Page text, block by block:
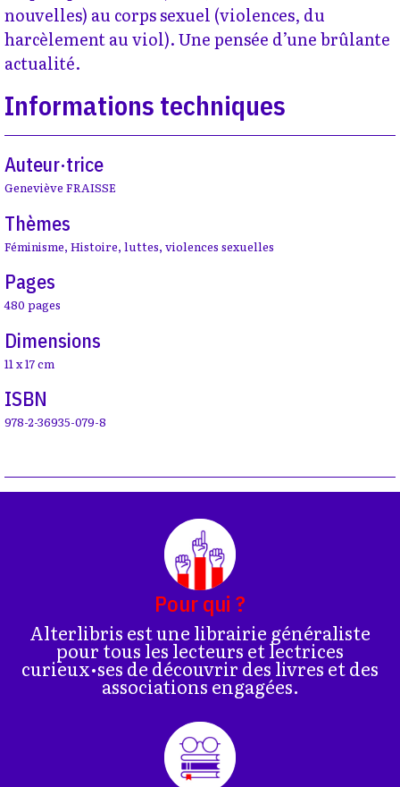
nouvelles) au corps sexuel (violences, du
harcèlement au viol). Une pensée d’une brûlante
actualité.
Informations techniques
Auteur·trice
Geneviève FRAISSE
Thèmes
Féminisme, Histoire, luttes, violences sexuelles
Pages
480 pages
Dimensions
11 x 17 cm
ISBN
978-2-36935-079-8
Pour qui ?
Alterlibris est une librairie généraliste
pour tous les lecteurs et lectrices
curieux•ses de découvrir des livres et des
associations engagées.